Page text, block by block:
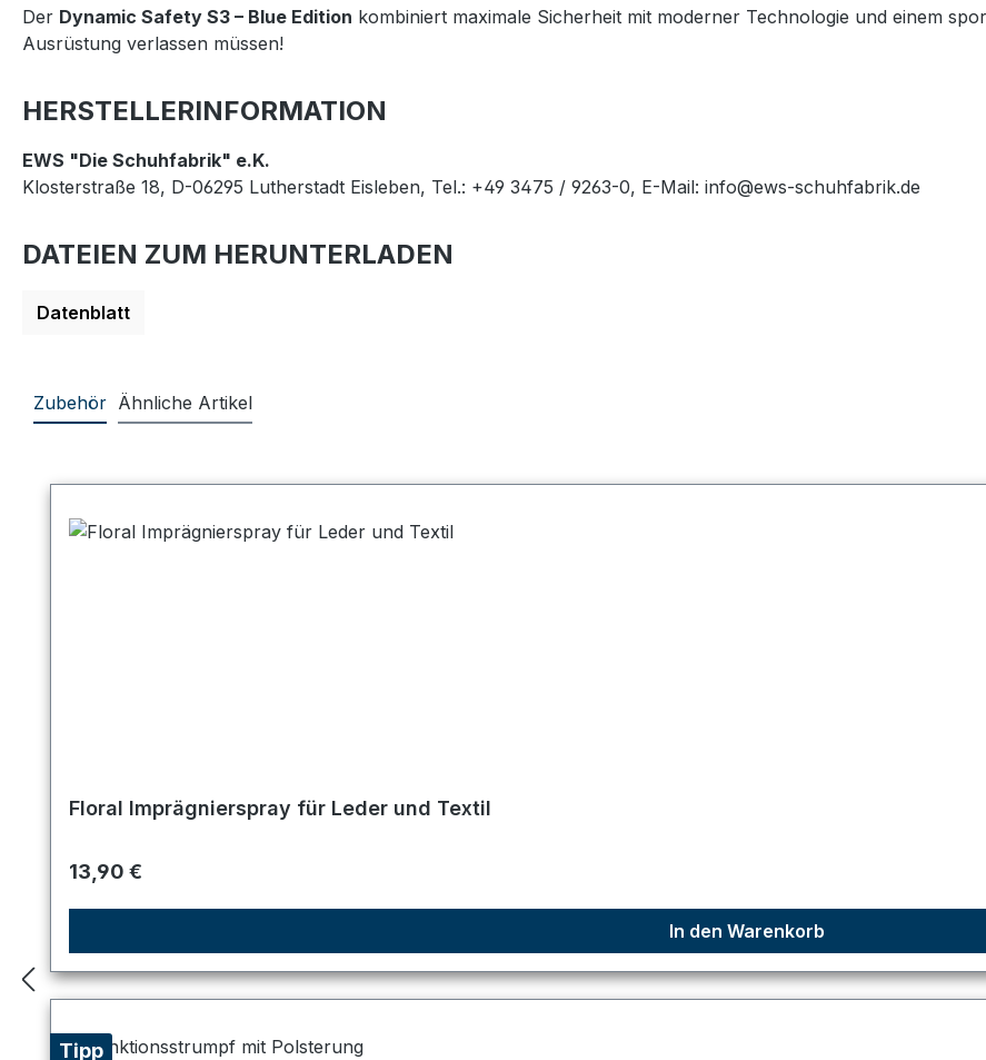
Der Dynamic Safety S3 – Blue Edition kombiniert maximale Sicherheit mit moderner Technologie und einem
Ausrüstung verlassen müssen!
HERSTELLERINFORMATION
EWS "Die Schuhfabrik" e.K.
Klosterstraße 18, D-06295 Lutherstadt Eisleben, Tel.: +49 3475 / 9263-0, E-Mail: info@ews-schuhfabrik.de
DATEIEN ZUM HERUNTERLADEN
Datenblatt
Zubehör Ähnliche Artikel
Floral Imprägnierspray für Leder und Textil
Regulärer Preis:
13,90 €
In den Warenkorb
Tipp